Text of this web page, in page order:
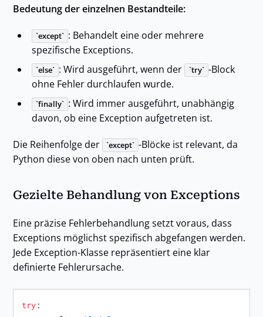
Bedeutung der einzelnen Bestandteile:
except
: Behandelt eine oder mehrere
spezifische Exceptions.
else : Wird ausgeführt, wenn der try
-Block
ohne Fehler durchlaufen wurde.
finally
: Wird immer ausgeführt, unabhängig
davon, ob eine Exception aufgetreten ist.
Die Reihenfolge der except
-Blöcke ist relevant, da
Python diese von oben nach unten prüft.
Gezielte Behandlung von Exceptions
Eine präzise Fehlerbehandlung setzt voraus, dass
Exceptions möglichst spezifisch abgefangen werden.
Jede Exception-Klasse repräsentiert eine klar
definierte Fehlerursache.
try: